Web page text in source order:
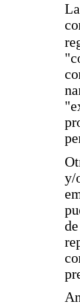
y/